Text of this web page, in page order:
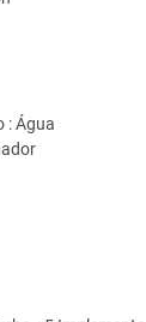
: Água